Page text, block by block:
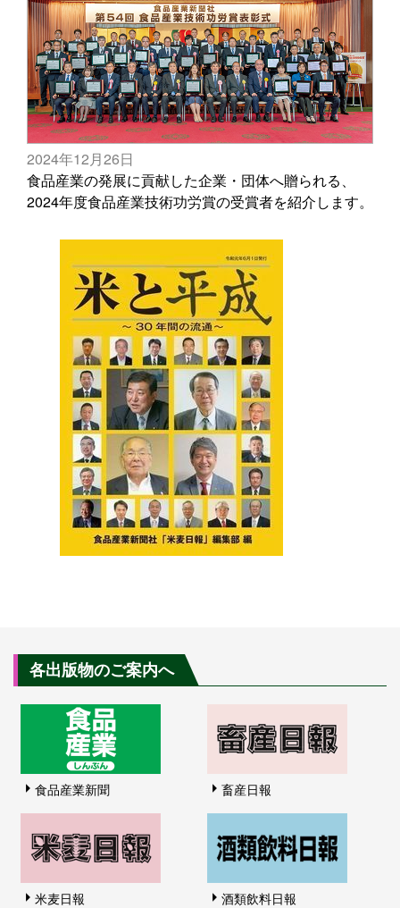
2024年12月26日
食品産業の発展に貢献した企業・団体へ贈られる、
2024年度食品産業技術功労賞の受賞者を紹介します。
各出版物のご案内へ
食品産業新聞 畜産日報
米麦日報 酒類飲料日報